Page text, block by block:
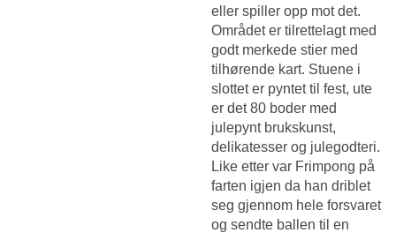
eller spiller opp mot det.
Området er tilrettelagt med
godt merkede stier med
tilhørende kart. Stuene i
slottet er pyntet til fest, ute
er det 80 boder med
julepynt brukskunst,
delikatesser og julegodteri.
Like etter var Frimpong på
farten igjen da han driblet
seg gjennom hele forsvaret
og sendte ballen til en